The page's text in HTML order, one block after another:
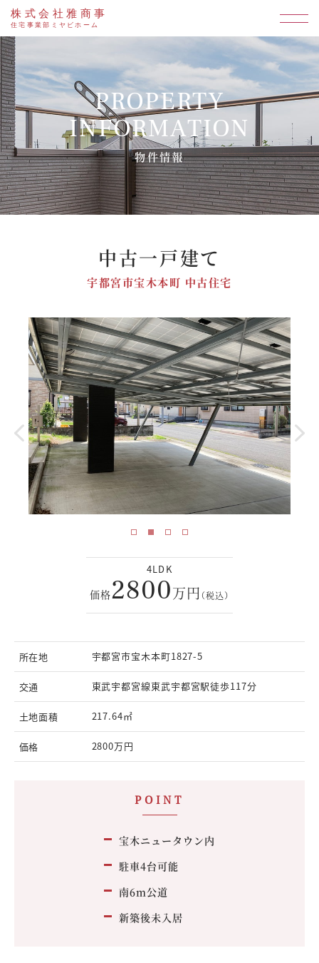
株式会社雅商事
住宅事業部ミヤビホーム
PROPERTY
INFORMATION
物件情報
中古一戸建て
宇都宮市宝木本町 中古住宅
4LDK
価格2800万円 （税込）
所在地 宇都宮市宝木本町1827-5
交通 東武宇都宮線東武宇都宮駅徒歩117分
土地面積 217.64㎡
価格 2800万円
POINT
宝木ニュータウン内
駐車4台可能
南6m公道
新築後未入居